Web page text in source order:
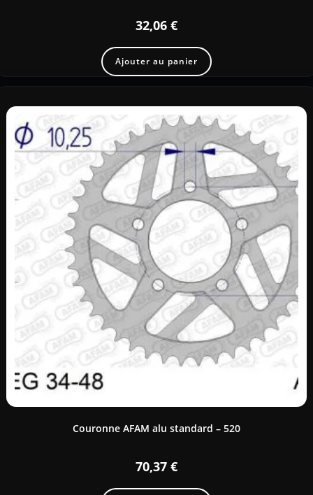
32,06 €
Ajouter au panier
Couronne AFAM alu standard – 520
70,37 €